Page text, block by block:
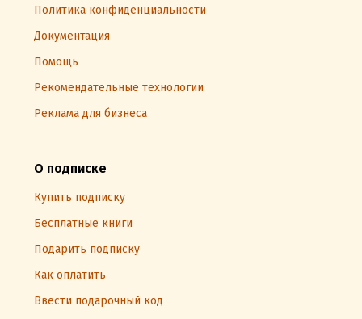
Политика конфиденциальности
Документация
Помощь
Рекомендательные технологии
Реклама для бизнеса
О подписке
Купить подписку
Бесплатные книги
Подарить подписку
Как оплатить
Ввести подарочный код